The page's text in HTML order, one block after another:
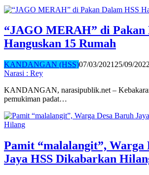
“JAGO MERAH” di Pakan
Hanguskan 15 Rumah
KANDANGAN (HSS)07/03/2021 25/09/2022
Narasi : Rey
KANDANGAN, narasipublik.net –
pemukiman padat…
Pamit “malalangit”, Warga
Jaya HSS Dikabarkan